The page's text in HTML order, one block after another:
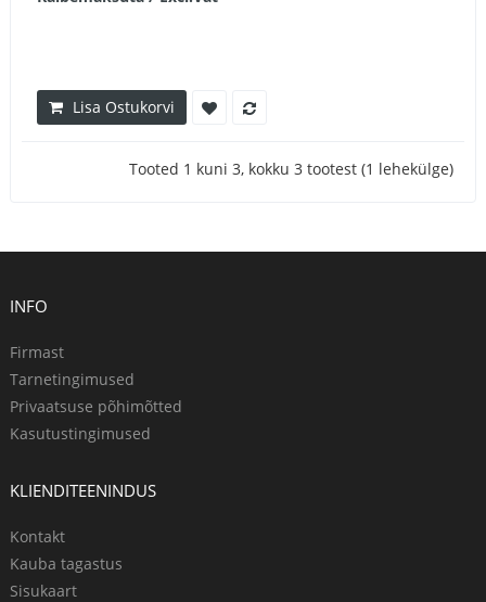
Lisa Ostukorvi
Tooted 1 kuni 3, kokku 3 tootest (1 lehekülge)
INFO
Firmast
Tarnetingimused
Privaatsuse põhimõtted
Kasutustingimused
KLIENDITEENINDUS
Kontakt
Kauba tagastus
Sisukaart